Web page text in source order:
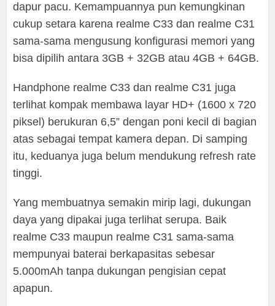
dapur pacu. Kemampuannya pun kemungkinan
cukup setara karena realme C33 dan realme C31
sama-sama mengusung konfigurasi memori yang
bisa dipilih antara 3GB + 32GB atau 4GB + 64GB.
Handphone realme C33 dan realme C31 juga
terlihat kompak membawa layar HD+ (1600 x 720
piksel) berukuran 6,5” dengan poni kecil di bagian
atas sebagai tempat kamera depan. Di samping
itu, keduanya juga belum mendukung refresh rate
tinggi.
Yang membuatnya semakin mirip lagi, dukungan
daya yang dipakai juga terlihat serupa. Baik
realme C33 maupun realme C31 sama-sama
mempunyai baterai berkapasitas sebesar
5.000mAh tanpa dukungan pengisian cepat
apapun.